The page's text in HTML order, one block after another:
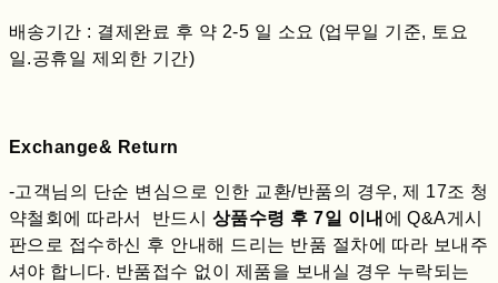
배송기간 : 결제완료 후 약 2-5 일 소요 (업무일 기준, 토요
일.공휴일 제외한 기간)
Exchange& Return
-고객님의 단순 변심으로 인한 교환/반품의 경우, 제 17조 청
약철회에 따라서 반드시 상품수령 후 7일 이내 에 Q&A게시
판으로 접수하신 후 안내해 드리는 반품 절차에 따라 보내주
셔야 합니다. 반품접수 없이 제품을 보내실 경우 누락되는